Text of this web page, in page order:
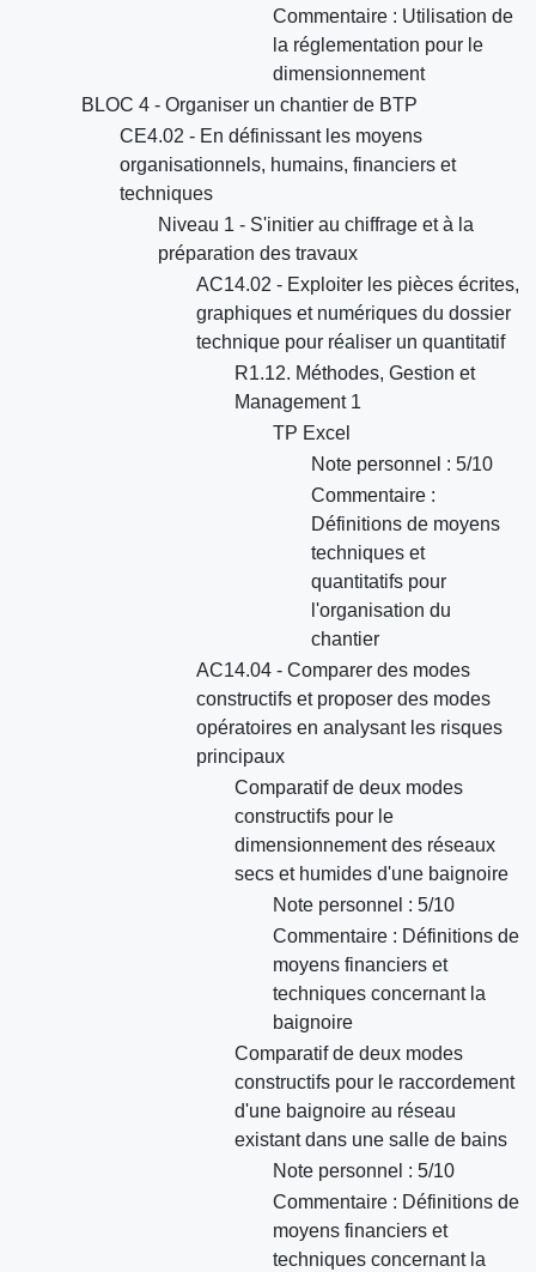
Commentaire : Utilisation de
la réglementation pour le
dimensionnement
BLOC 4 - Organiser un chantier de BTP
CE4.02 - En définissant les moyens
organisationnels, humains, financiers et
techniques
Niveau 1 - S'initier au chiffrage et à la
préparation des travaux
AC14.02 - Exploiter les pièces écrites,
graphiques et numériques du dossier
technique pour réaliser un quantitatif
R1.12. Méthodes, Gestion et
Management 1
TP Excel
Note personnel : 5/10
Commentaire :
Définitions de moyens
techniques et
quantitatifs pour
l'organisation du
chantier
AC14.04 - Comparer des modes
constructifs et proposer des modes
opératoires en analysant les risques
principaux
Comparatif de deux modes
constructifs pour le
dimensionnement des réseaux
secs et humides d'une baignoire
Note personnel : 5/10
Commentaire : Définitions de
moyens financiers et
techniques concernant la
baignoire
Comparatif de deux modes
constructifs pour le raccordement
d'une baignoire au réseau
existant dans une salle de bains
Note personnel : 5/10
Commentaire : Définitions de
moyens financiers et
techniques concernant la